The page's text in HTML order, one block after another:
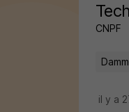
CNPF
il y a